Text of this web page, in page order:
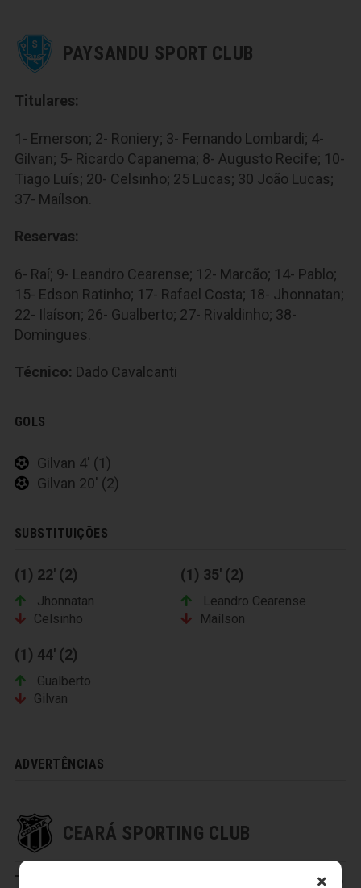
×
PAYSANDU SPORT CLUB
Titulares:
1- Emerson; 2- Roniery; 3- Fernando Lombardi; 4-
Gilvan; 5- Ricardo Capanema; 8- Augusto Recife; 10-
Tiago Luís; 20- Celsinho; 25 Lucas; 30 João Lucas;
37- Maílson.
Reservas:
6- Raí; 9- Leandro Cearense; 12- Marcão; 14- Pablo;
15- Edson Ratinho; 17- Rafael Costa; 18- Jhonnatan;
22- Ilaíson; 26- Gualberto; 27- Rivaldinho; 38-
Domingues.
Técnico: Dado Cavalcanti
GOLS
Gilvan 4' (1)
Gilvan 20' (2)
SUBSTITUIÇÕES
(1) 22' (2)
Jhonnatan
Celsinho
(1) 35' (2)
Leandro Cearense
Maílson
(1) 44' (2)
Gualberto
Gilvan
ADVERTÊNCIAS
CEARÁ SPORTING CLUB
Titulares: 6-Eduardo